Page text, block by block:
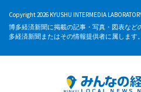
Copyright 2026 KYUSHU INTERMEDIA
博多経済新聞に掲載の記事・写真・図表など
多経済新聞またはその情報提供者に属します。